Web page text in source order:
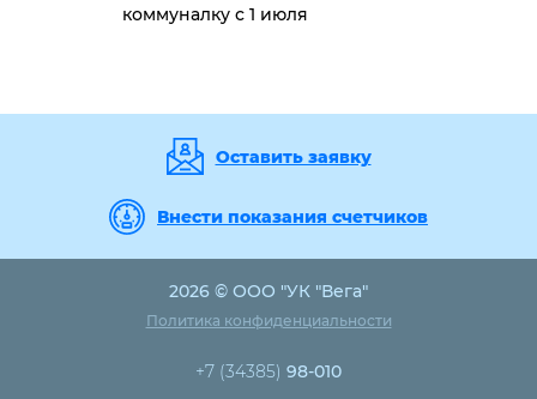
коммуналку с 1 июля
Оставить заявку
Внести показания счетчиков
2026 © ООО "УК "Вега"
Политика конфиденциальности
+7 (34385) 98-010